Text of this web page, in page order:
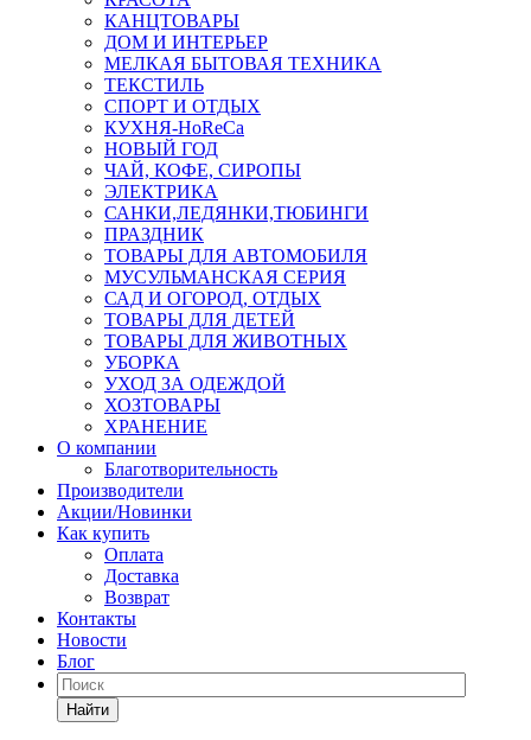
КАНЦТОВАРЫ
ДОМ И ИНТЕРЬЕР
МЕЛКАЯ БЫТОВАЯ ТЕХНИКА
ТЕКСТИЛЬ
СПОРТ И ОТДЫХ
КУХНЯ-HoReCa
НОВЫЙ ГОД
ЧАЙ, КОФЕ, СИРОПЫ
ЭЛЕКТРИКА
САНКИ,ЛЕДЯНКИ,ТЮБИНГИ
ПРАЗДНИК
ТОВАРЫ ДЛЯ АВТОМОБИЛЯ
МУСУЛЬМАНСКАЯ СЕРИЯ
САД И ОГОРОД, ОТДЫХ
ТОВАРЫ ДЛЯ ДЕТЕЙ
ТОВАРЫ ДЛЯ ЖИВОТНЫХ
УБОРКА
УХОД ЗА ОДЕЖДОЙ
ХОЗТОВАРЫ
ХРАНЕНИЕ
О компании
Благотворительность
Производители
Акции/Новинки
Как купить
Оплата
Доставка
Возврат
Контакты
Новости
Блог
Найти